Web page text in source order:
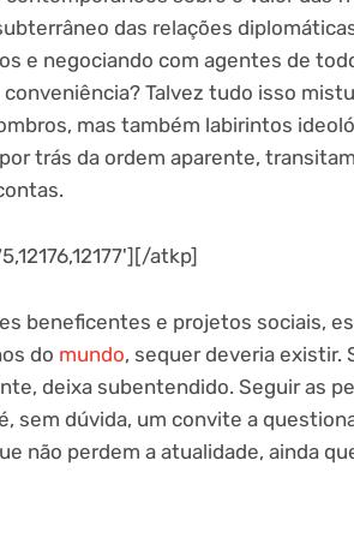
das relações
e negociando com agentes de
Talvez tudo isso
mas também labirintos
trás da ordem aparente,
atkp]
beneficentes e projetos sociais,
do mundo, sequer deveria existir.
deixa subentendido. Seguir as
sem dúvida, um convite a
não perdem a atualidade, ainda